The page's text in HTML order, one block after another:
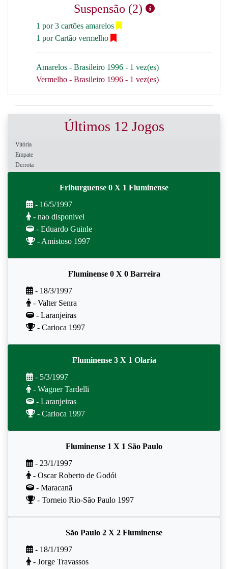
Suspensão (2)
1 por 3 cartões amarelos
1 por Cartão vermelho
Amarelos - Brasileiro 1996 - 1 vez(es)
Vermelho - Brasileiro 1996 - 1 vez(es)
Últimos 12 Jogos
Vitória
Empate
Derrota
Friburguense 0 X 1 Fluminense
- 16/5/1997
- nao disponivel
- Eduardo Guinle
- Amistoso 1997
Fluminense 0 X 0 Barreira
- 18/3/1997
- Valter Senra
- Laranjeiras
- Carioca 1997
Fluminense 3 X 1 Olaria
- 5/3/1997
- Wagner Tardelli
- Laranjeiras
- Carioca 1997
Fluminense 1 X 1 São Paulo
- 23/1/1997
- Oscar Roberto de Godói
- Maracanã
- Torneio Rio-São Paulo 1997
São Paulo 2 X 2 Fluminense
- 18/1/1997
- Jorge Travassos